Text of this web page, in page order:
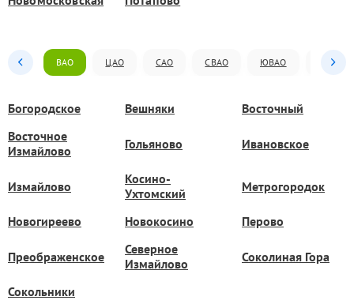
ВАО ЦАО САО СВАО ЮВАО ЮАО
Богородское Вешняки
Восточный
Восточное
Измайлово
Гольяново Ивановское
Измайлово
Косино-
Ухтомский
Метрогородок
Новогиреево Новокосино Перово
Преображенское
Северное
Измайлово
Соколиная Гора
Сокольники